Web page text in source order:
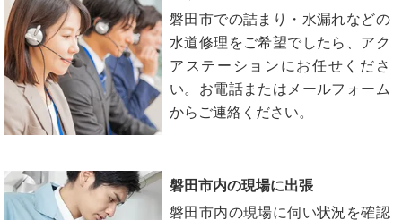
磐田市での詰まり・水漏れなどの
水道修理をご希望でしたら、アク
アステーションにお任せくださ
い。お電話またはメールフォーム
からご連絡ください。
磐田市内の現場に出張
磐田市内の現場に伺い状況を確認